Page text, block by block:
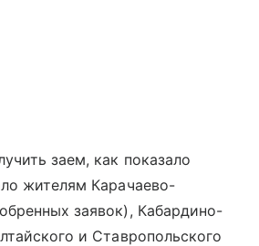
заем, как показало
жителям Карачаево-
заявок), Кабардино-
и Ставропольского